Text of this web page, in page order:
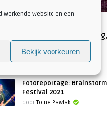
werkende website en een
Bekijk voorkeuren
en Xandria in De Helling,
Toine Pawlak
Fotoreportage: Brainstorm
Festival 2021
door Toine Pawlak